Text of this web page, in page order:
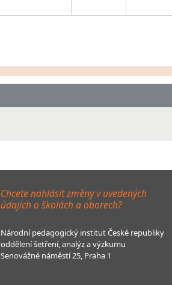
Chcete nahlásit změny v uvedených
údajích o školách a oborech?
Národní pedagogický institut České republiky
oddělení šetření, analýz a výzkumu
Senovážné náměstí 25, Praha 1